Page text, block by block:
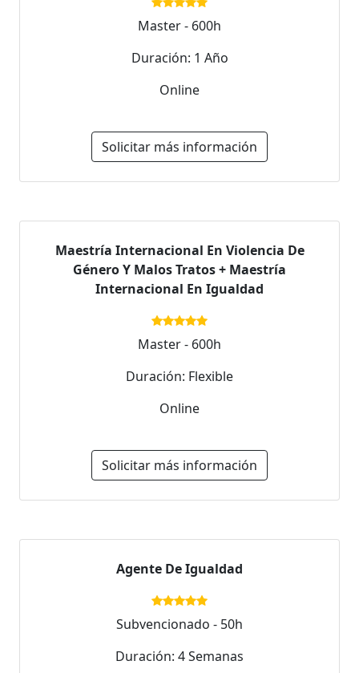
Master - 600h
Duración: 1 Año
Online
Solicitar más información
Maestría Internacional En Violencia De
Género Y Malos Tratos + Maestría
Internacional En Igualdad
Master - 600h
Duración: Flexible
Online
Solicitar más información
Agente De Igualdad
Subvencionado - 50h
Duración: 4 Semanas